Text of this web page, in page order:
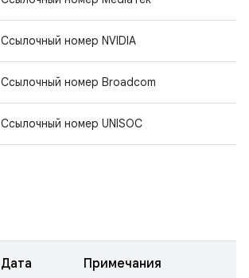
Ссылочный номер NVIDIA
Ссылочный номер Broadcom
Ссылочный номер UNISOC
Дата Примечания